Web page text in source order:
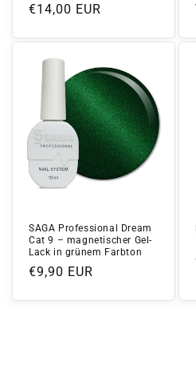
Normaler
€14,00 EUR
SAGA Professional Dream
Cat 9 – magnetischer Gel-
Lack in grünem Farbton
Normaler
€9,90 EUR